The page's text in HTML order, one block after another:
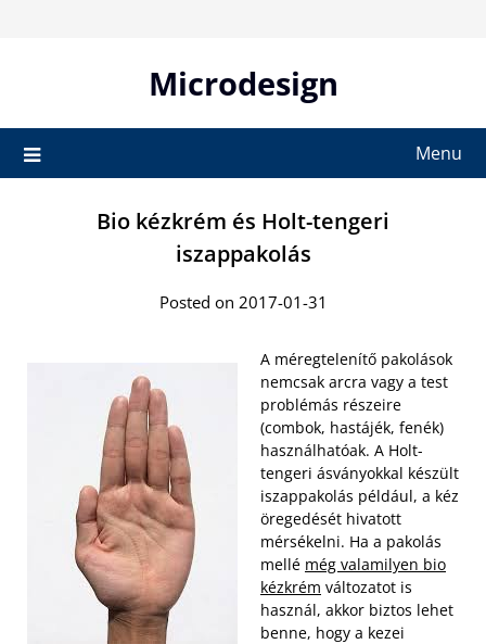
Microdesign
Menu
Bio kézkrém és Holt-tengeri
iszappakolás
Posted on 2017-01-31
A méregtelenítő pakolások
nemcsak arcra vagy a test
problémás részeire
(combok, hastájék, fenék)
használhatóak. A Holt-
tengeri ásványokkal készült
iszappakolás például, a kéz
öregedését hivatott
mérsékelni. Ha a pakolás
mellé még valamilyen bio
kézkrém változatot is
használ, akkor biztos lehet
benne, hogy a kezei